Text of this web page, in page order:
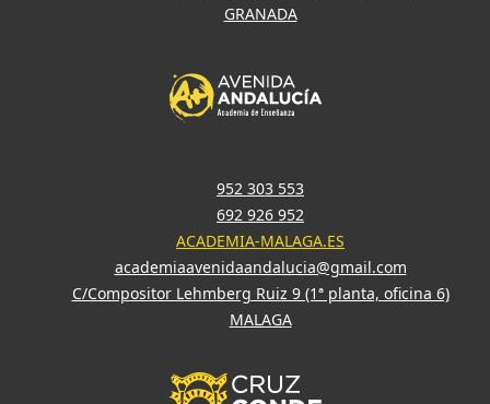
GRANADA
952 303 553
692 926 952
ACADEMIA-MALAGA.ES
academiaavenidaandalucia@gmail.com
C/Compositor Lehmberg Ruiz 9 (1ª planta, oficina 6)
MALAGA